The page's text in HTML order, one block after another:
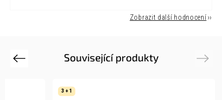
Zobrazit další hodnocení
Související produkty
Previous
3 + 1
Next